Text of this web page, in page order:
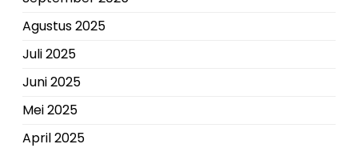
Agustus 2025
Juli 2025
Juni 2025
Mei 2025
April 2025